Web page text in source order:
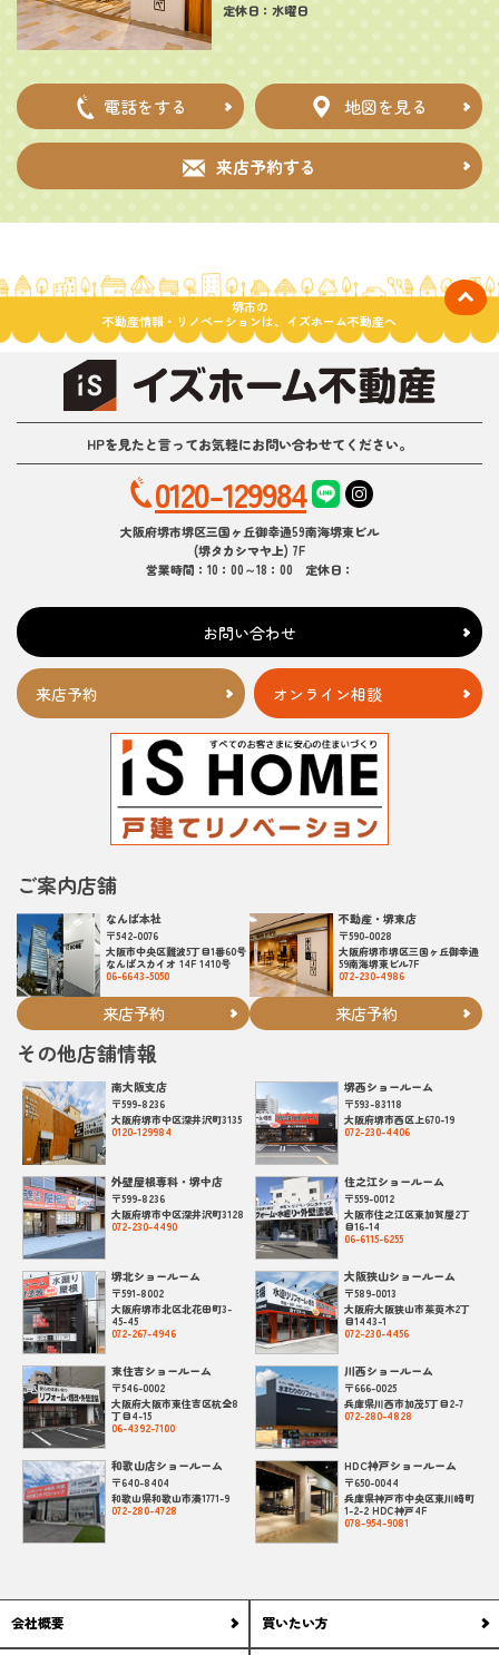
定休日：水曜日
電話をする 地図を見る
来店予約する
堺市の
不動産情報・リノベーションは、イズホーム不動産へ
HPを見たと言ってお気軽にお問い合わせてください。
0120-129984
大阪府堺市堺区三国ヶ丘御幸通59南海堺東ビル
(堺タカシマヤ上) 7F
営業時間：10：00～18：00 定休日：
お問い合わせ
来店予約 オンライン相談
ご案内店舗
なんば本社
〒542-0076
大阪市中央区難波5丁目1番60号
なんばスカイオ 14F 1410号
06-6643-5050
来店予約
不動産・堺東店
〒590-0028
大阪府堺市堺区三国ヶ丘御幸通
59南海堺東ビル7F
072-230-4986
来店予約
その他店舗情報
南大阪支店
〒599-8236
大阪府堺市中区深井沢町3135
0120-129984
外壁屋根専科・堺中店
〒599-8236
大阪府堺市中区深井沢町3128
072-230-4490
堺北ショールーム
〒591-8002
大阪府堺市北区北花田町3-
45-45
072-267-4946
東住吉ショールーム
〒546-0002
大阪府大阪市東住吉区杭全8
丁目4-15
06-4392-7100
和歌山店ショールーム
〒640-8404
和歌山県和歌山市湊1771-9
072-280-4728
堺西ショールーム
〒593-83118
大阪府堺市西区上670-19
072-230-4406
住之江ショールーム
〒559-0012
大阪市住之江区東加賀屋2丁
目16-14
06-6115-6255
大阪狭山ショールーム
〒589-0013
大阪府大阪狭山市茱萸木2丁
目1443-1
072-230-4456
川西ショールーム
〒666-0025
兵庫県川西市加茂5丁目2-7
072-280-4828
HDC神戸ショールーム
〒650-0044
兵庫県神戸市中央区東川崎町
1-2-2 HDC神戸4F
078-954-9081
会社概要 買いたい方